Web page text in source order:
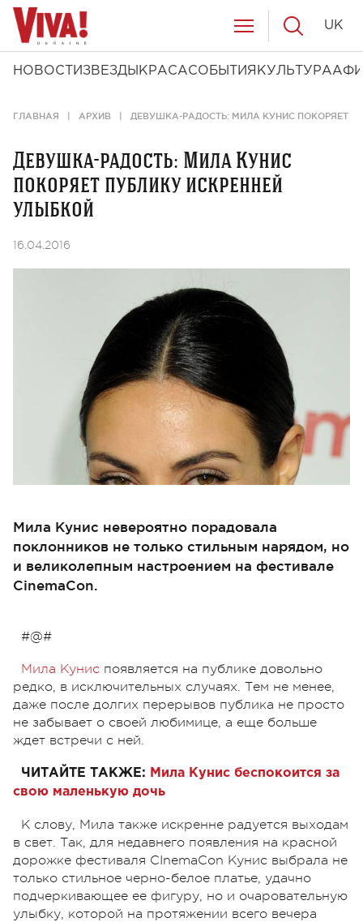
НОВОСТИ ЗВЕЗДЫ КРАСАСОБЫТИЯ КУЛЬТУРА
UK
ГЛАВНАЯ АРХИВ ДЕВУШКА-РАДОСТЬ: МИЛА КУНИС ПОКОРЯЕТ
Девушка-радость: Мила Кунис
покоряет публику искренней
улыбкой
16.04.2016
Мила Кунис невероятно порадовала
поклонников не только стильным нарядом, но
и великолепным настроением на фестивале
CinemaCon.
#@#
Мила Кунис появляется на публике довольно
редко, в исключительных случаях. Тем не менее,
даже после долгих перерывов публика не просто
не забывает о своей любимице, а еще больше
ждет встречи с ней.
ЧИТАЙТЕ ТАКЖЕ: Мила Кунис беспокоится за
свою маленькую дочь
К слову, Мила также искренне радуется выходам
в свет. Так, для недавнего появления на красной
дорожке фестиваля CInemaCon Кунис выбрала не
только стильное черно-белое платье, удачно
подчеркивающее ее фигуру, но и очаровательную
улыбку, которой на протяжении всего вечера